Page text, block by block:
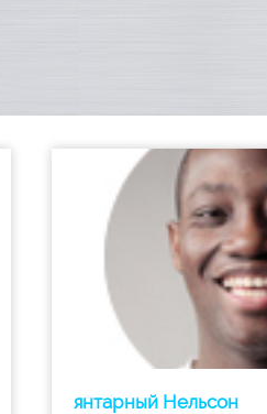
янтарный Нельсон